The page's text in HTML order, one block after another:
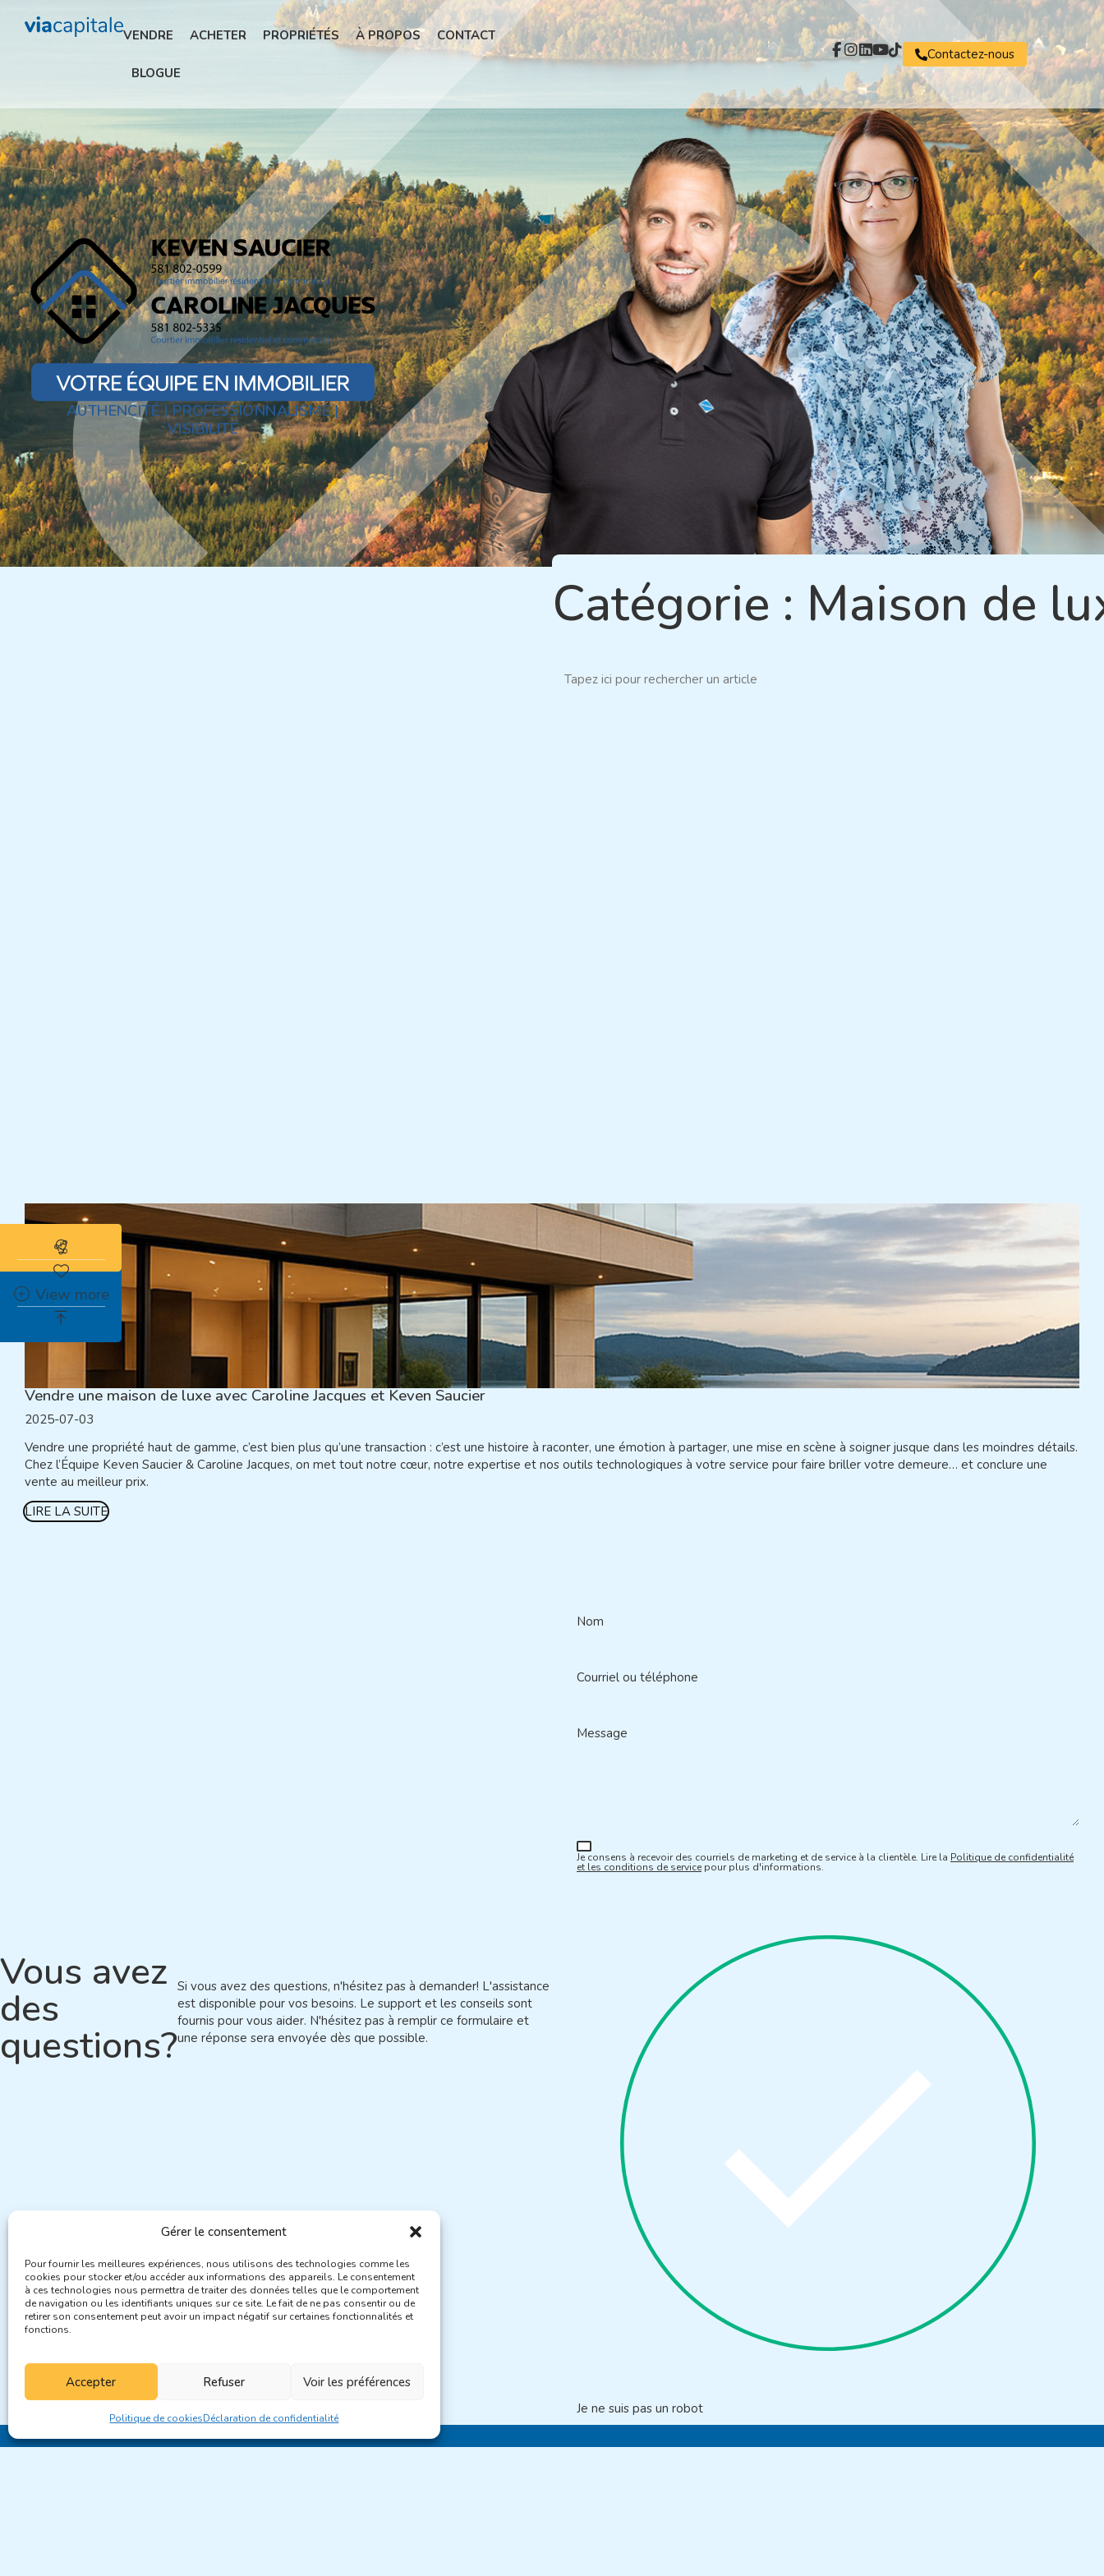
Gérer le consentement
Pour fournir les meilleures expériences, nous utilisons des technologies comme les
cookies pour stocker et/ou accéder aux informations des appareils. Le consentement
à ces technologies nous permettra de traiter des données telles que le comportement
de navigation ou les identifiants uniques sur ce site. Le fait de ne pas consentir ou de
retirer son consentement peut avoir un impact négatif sur certaines fonctionnalités et
fonctions.
Accepter Refuser Voir les préférences
Politique de cookiesDéclaration de confidentialité
VENDRE ACHETER PROPRIÉTÉS À PROPOS CONTACT
BLOGUE
Contactez-nous
AUTHENCITÉ | PROFESSIONNALISME |
VISIBILITÉ
Catégorie : Maison de
Vendre une maison de luxe avec Caroline Jacques et Keven Saucier
2025-07-03
Vendre une propriété haut de gamme, c’est bien plus qu’une transaction : c’est une histoire à raconter, une émotion à partager, une mise en scène à soigner jusque dans les moindres détails.
Chez l’Équipe Keven Saucier & Caroline Jacques, on met tout notre cœur, notre expertise et nos outils technologiques à votre service pour faire briller votre demeure… et conclure une
vente au meilleur prix.
LIRE LA SUITE
Vous avez
des
questions?
Si vous avez des questions, n'hésitez pas à demander! L'assistance
est disponible pour vos besoins. Le support et les conseils sont
fournis pour vous aider. N'hésitez pas à remplir ce formulaire et
une réponse sera envoyée dès que possible.
Nom
Courriel ou téléphone
Message
Je consens à recevoir des courriels de marketing et de service à la clientèle. Lire la Politique de confidentialité
et les conditions de service pour plus d'informations.
Je ne suis pas un robot
Abonnez-vous à l'alerte immobilière
View more